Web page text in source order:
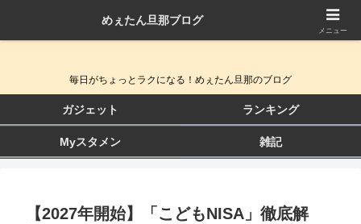
QOL向上ガジェット＆生活改善ブログ
毎日がちょっとラクになる！めぇたん旦那のブログ
ガジェット ランキング
Myスタメン 雑記
【2027年開始】「こどもNISA」徹底解
めぇたん旦那ブログ
メニュー